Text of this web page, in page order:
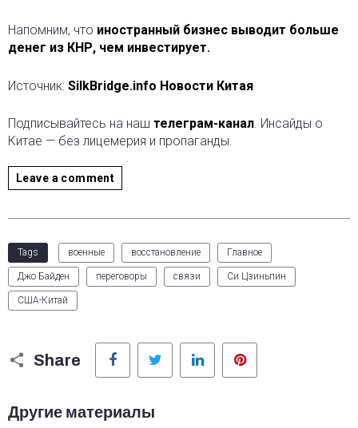
Напомним, что иностранный бизнес выводит больше
денег из КНР, чем инвестирует.
Источник: SilkBridge.info Новости Китая
Подписывайтесь на наш телеграм-канал. Инсайды о
Китае — без лицемерия и пропаганды.
Leave a comment
Tags военные восстановление Главное
Джо Байден переговоры связи Си Цзиньпин
США-Китай
Share
Facebook Twitter LinkedIn
Другие материалы